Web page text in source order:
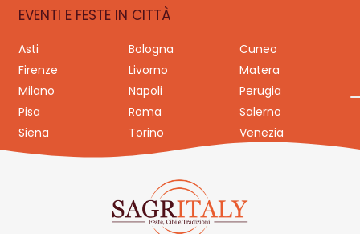
EVENTI E FESTE IN CITTÀ
Asti Bologna
Cuneo
Firenze
Livorno
Matera
Milano
Napoli
Perugia
Pisa
Roma
Salerno
Siena
Torino Venezia